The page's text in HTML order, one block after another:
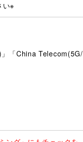
い※
「China Telecom(5G/